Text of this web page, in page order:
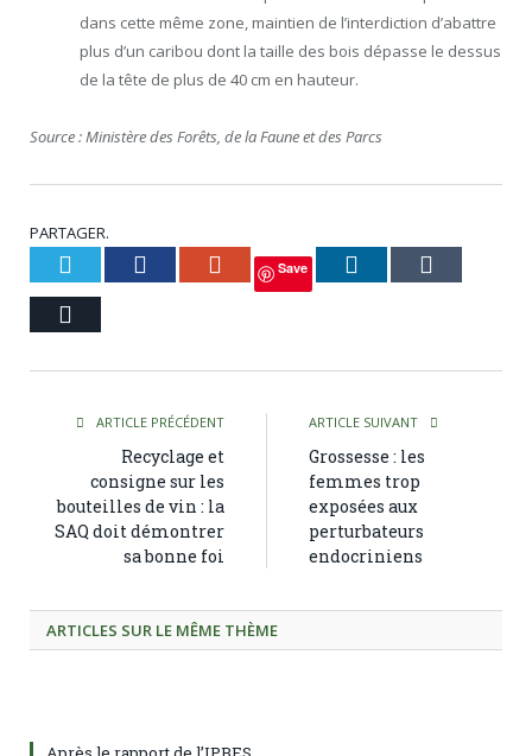
dans cette même zone, maintien de l’interdiction d’abattre
plus d’un caribou dont la taille des bois dépasse le dessus
de la tête de plus de 40 cm en hauteur.
Source : Ministère des Forêts, de la Faune et des Parcs
PARTAGER.
Twitter Facebook Google+
Save LinkedIn
ARTICLE PRÉCÉDENT
Recyclage et
consigne sur les
bouteilles de vin : la
SAQ doit démontrer
sa bonne foi
ARTICLE SUIVANT
Grossesse : les
femmes trop
exposées aux
perturbateurs
endocriniens
ARTICLES SUR LE MÊME THÈME